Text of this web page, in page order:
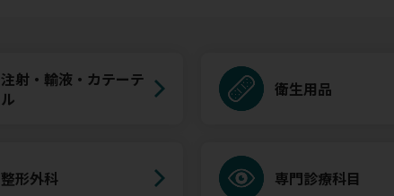
注射・輸液・カテーテ
ル
衛生用品
整形外科 専門診療科目